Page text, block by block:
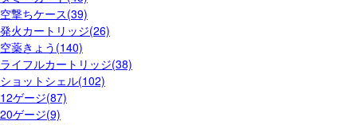
空撃ちケース(39)
発火カートリッジ(26)
空薬きょう(140)
ライフルカートリッジ(38)
ショットシェル(102)
12ゲージ(87)
20ゲージ(9)